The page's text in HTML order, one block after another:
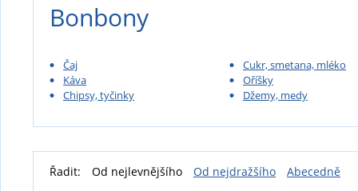
Bonbony
Čaj
Káva
Chipsy, tyčinky
Cukr, smetana, mléko
Oříšky
Džemy, medy
Řadit: Od nejlevnějšího Od nejdražšího Abecedně